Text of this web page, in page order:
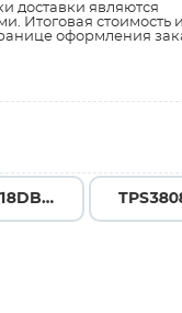
доставки являются
Итоговая стоимость
оформления
← TPS3808G18DBVR